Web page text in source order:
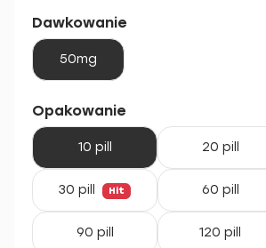
Dawkowanie
50mg
Opakowanie
10 pill 20 pill
30 pill Hit 60 pill
90 pill 120 pill